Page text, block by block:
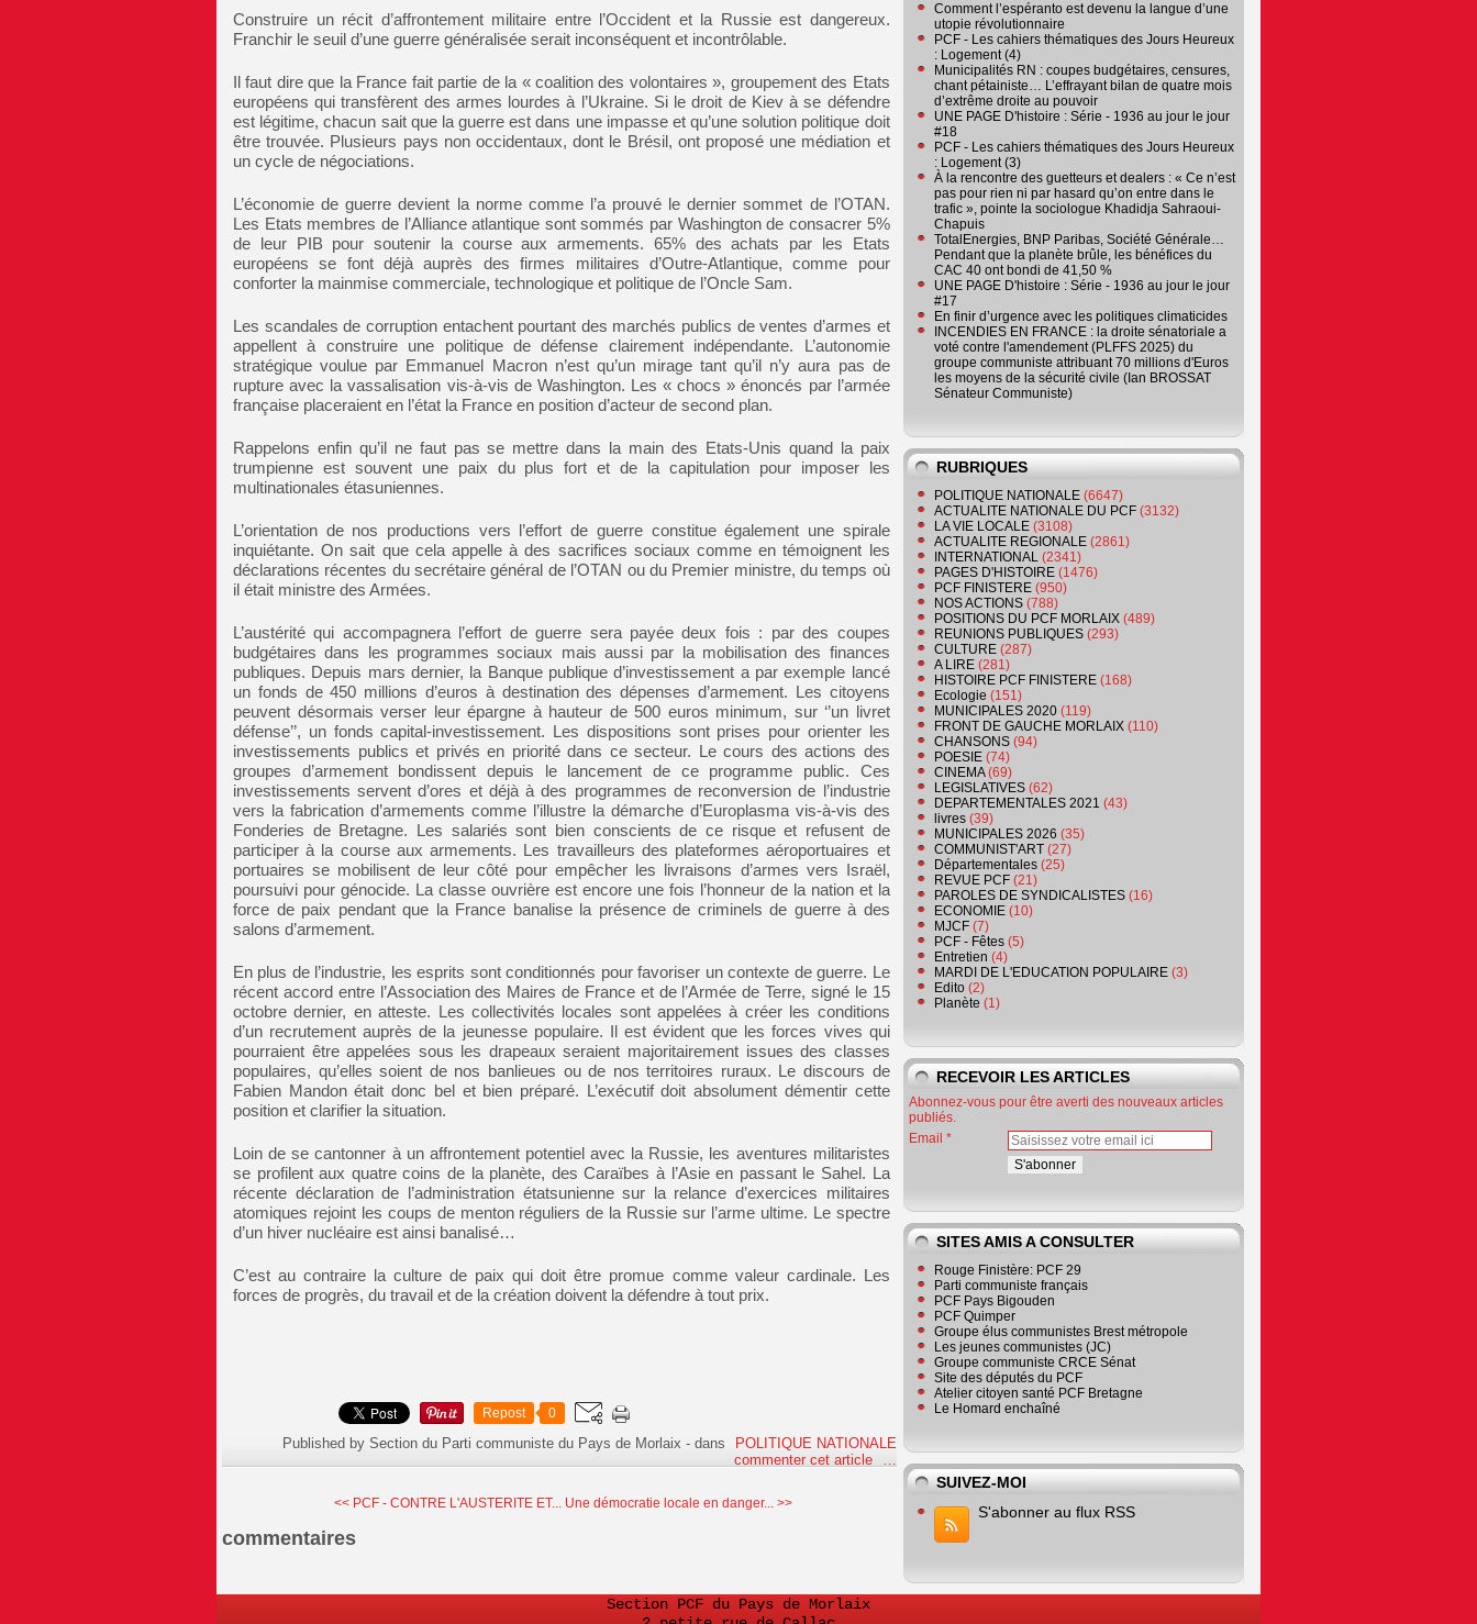
Construire un récit d’affrontement militaire entre l’Occident et la Russie est dangereux.
Franchir le seuil d’une guerre généralisée serait inconséquent et incontrôlable.
Il faut dire que la France fait partie de la « coalition des volontaires », groupement des Etats
européens qui transfèrent des armes lourdes à l’Ukraine. Si le droit de Kiev à se défendre
est légitime, chacun sait que la guerre est dans une impasse et qu’une solution politique doit
être trouvée. Plusieurs pays non occidentaux, dont le Brésil, ont proposé une médiation et
un cycle de négociations.
L’économie de guerre devient la norme comme l’a prouvé le dernier sommet de l’OTAN.
Les Etats membres de l’Alliance atlantique sont sommés par Washington de consacrer 5%
de leur PIB pour soutenir la course aux armements. 65% des achats par les Etats
européens se font déjà auprès des firmes militaires d’Outre-Atlantique, comme pour
conforter la mainmise commerciale, technologique et politique de l’Oncle Sam.
Les scandales de corruption entachent pourtant des marchés publics de ventes d’armes et
appellent à construire une politique de défense clairement indépendante. L’autonomie
stratégique voulue par Emmanuel Macron n’est qu’un mirage tant qu’il n’y aura pas de
rupture avec la vassalisation vis-à-vis de Washington. Les « chocs » énoncés par l’armée
française placeraient en l’état la France en position d’acteur de second plan.
Rappelons enfin qu’il ne faut pas se mettre dans la main des Etats-Unis quand la paix
trumpienne est souvent une paix du plus fort et de la capitulation pour imposer les
multinationales étasuniennes.
L’orientation de nos productions vers l’effort de guerre constitue également une spirale
inquiétante. On sait que cela appelle à des sacrifices sociaux comme en témoignent les
déclarations récentes du secrétaire général de l’OTAN ou du Premier ministre, du temps où
il était ministre des Armées.
L’austérité qui accompagnera l’effort de guerre sera payée deux fois : par des coupes
budgétaires dans les programmes sociaux mais aussi par la mobilisation des finances
publiques. Depuis mars dernier, la Banque publique d’investissement a par exemple lancé
un fonds de 450 millions d’euros à destination des dépenses d’armement. Les citoyens
peuvent désormais verser leur épargne à hauteur de 500 euros minimum, sur ‘’un livret
défense’’, un fonds capital-investissement. Les dispositions sont prises pour orienter les
investissements publics et privés en priorité dans ce secteur. Le cours des actions des
groupes d’armement bondissent depuis le lancement de ce programme public. Ces
investissements servent d’ores et déjà à des programmes de reconversion de l’industrie
vers la fabrication d’armements comme l’illustre la démarche d’Europlasma vis-à-vis des
Fonderies de Bretagne. Les salariés sont bien conscients de ce risque et refusent de
participer à la course aux armements. Les travailleurs des plateformes aéroportuaires et
portuaires se mobilisent de leur côté pour empêcher les livraisons d’armes vers Israël,
poursuivi pour génocide. La classe ouvrière est encore une fois l’honneur de la nation et la
force de paix pendant que la France banalise la présence de criminels de guerre à des
salons d’armement.
En plus de l’industrie, les esprits sont conditionnés pour favoriser un contexte de guerre. Le
récent accord entre l’Association des Maires de France et de l’Armée de Terre, signé le 15
octobre dernier, en atteste. Les collectivités locales sont appelées à créer les conditions
d’un recrutement auprès de la jeunesse populaire. Il est évident que les forces vives qui
pourraient être appelées sous les drapeaux seraient majoritairement issues des classes
populaires, qu’elles soient de nos banlieues ou de nos territoires ruraux. Le discours de
Fabien Mandon était donc bel et bien préparé. L’exécutif doit absolument démentir cette
position et clarifier la situation.
Loin de se cantonner à un affrontement potentiel avec la Russie, les aventures militaristes
se profilent aux quatre coins de la planète, des Caraïbes à l’Asie en passant le Sahel. La
récente déclaration de l’administration étatsunienne sur la relance d’exercices militaires
atomiques rejoint les coups de menton réguliers de la Russie sur l’arme ultime. Le spectre
d’un hiver nucléaire est ainsi banalisé…
C’est au contraire la culture de paix qui doit être promue comme valeur cardinale. Les
forces de progrès, du travail et de la création doivent la défendre à tout prix.
Repost 0
Published by Section du Parti communiste du Pays de Morlaix -dans
POLITIQUE NATIONALE
commenter cet article
…
<< PCF - CONTRE L'AUSTERITE ET... Une démocratie locale en danger... >>
commentaires
Comment l’espéranto est devenu la langue d’une
utopie révolutionnaire
PCF - Les cahiers thématiques des Jours Heureux
: Logement (4)
Municipalités RN : coupes budgétaires, censures,
chant pétainiste… L’effrayant bilan de quatre mois
d’extrême droite au pouvoir
UNE PAGE D'histoire : Série - 1936 au jour le jour
#18
PCF - Les cahiers thématiques des Jours Heureux
: Logement (3)
À la rencontre des guetteurs et dealers : « Ce n’est
pas pour rien ni par hasard qu’on entre dans le
trafic », pointe la sociologue Khadidja Sahraoui-
Chapuis
TotalEnergies, BNP Paribas, Société Générale…
Pendant que la planète brûle, les bénéfices du
CAC 40 ont bondi de 41,50 %
UNE PAGE D'histoire : Série - 1936 au jour le jour
#17
En finir d’urgence avec les politiques climaticides
INCENDIES EN FRANCE : la droite sénatoriale a
voté contre l'amendement (PLFFS 2025) du
groupe communiste attribuant 70 millions d'Euros
les moyens de la sécurité civile (Ian BROSSAT
Sénateur Communiste)
RUBRIQUES
POLITIQUE NATIONALE (6647)
ACTUALITE NATIONALE DU PCF (3132)
LA VIE LOCALE (3108)
ACTUALITE REGIONALE (2861)
INTERNATIONAL (2341)
PAGES D'HISTOIRE (1476)
PCF FINISTERE (950)
NOS ACTIONS (788)
POSITIONS DU PCF MORLAIX (489)
REUNIONS PUBLIQUES (293)
CULTURE (287)
A LIRE (281)
HISTOIRE PCF FINISTERE (168)
Ecologie (151)
MUNICIPALES 2020 (119)
FRONT DE GAUCHE MORLAIX (110)
CHANSONS (94)
POESIE (74)
CINEMA(69)
LEGISLATIVES (62)
DEPARTEMENTALES 2021 (43)
livres (39)
MUNICIPALES 2026 (35)
COMMUNIST'ART (27)
Départementales (25)
REVUE PCF (21)
PAROLES DE SYNDICALISTES (16)
ECONOMIE (10)
MJCF (7)
PCF - Fêtes (5)
Entretien (4)
MARDI DE L'EDUCATION POPULAIRE (3)
Edito (2)
Planète (1)
RECEVOIR LES ARTICLES
Abonnez-vous pour être averti des nouveaux articles
publiés.
Email
SITES AMIS A CONSULTER
Rouge Finistère: PCF 29
Parti communiste français
PCF Pays Bigouden
PCF Quimper
Groupe élus communistes Brest métropole
Les jeunes communistes (JC)
Groupe communiste CRCE Sénat
Site des députés du PCF
Atelier citoyen santé PCF Bretagne
Le Homard enchaîné
SUIVEZ-MOI
S'abonner au flux RSS
Section PCF du Pays de Morlaix